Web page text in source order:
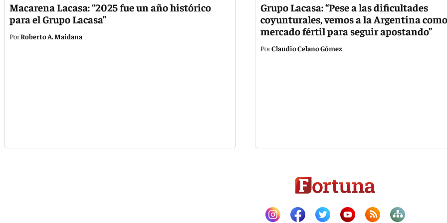
Macarena Lacasa: “2025 fue un año histórico
para el Grupo Lacasa”
Roberto A. Maidana
Grupo Lacasa: “Pese a las dificultades
coyunturales, vemos a la Argentina
mercado fértil para seguir apostando”
Claudio Celano Gómez